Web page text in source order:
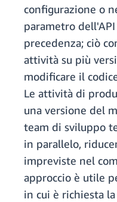
configurazione o
parametro
precedenza; ciò
attività su più
modificare il
Le attività di
una versione del
team di sviluppo
in parallelo,
impreviste nel
approccio è utile
in cui è richiesta